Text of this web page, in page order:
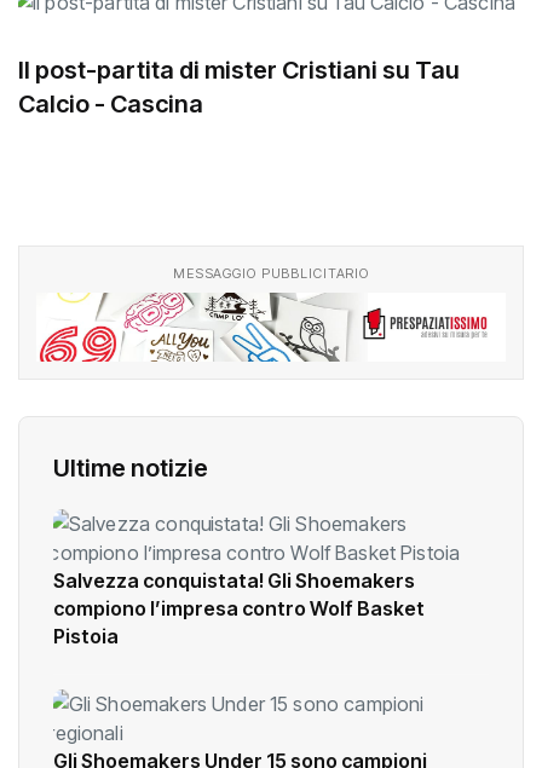
Il post-partita di mister Cristiani su Tau
Calcio - Cascina
MESSAGGIO PUBBLICITARIO
Ultime notizie
Salvezza conquistata! Gli Shoemakers
compiono l’impresa contro Wolf Basket
Pistoia
Gli Shoemakers Under 15 sono campioni